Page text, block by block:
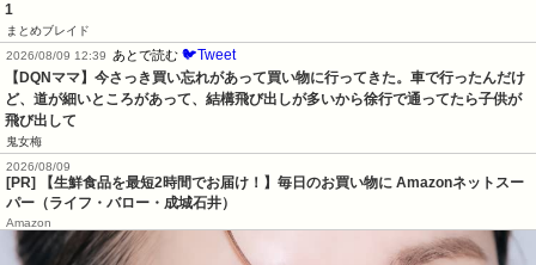
1
まとめブレイド
2026/08/09 12:39
あとで読む 🐦Tweet
【DQNママ】今さっき買い忘れがあって買い物に行ってきた。車で行ったんだけ
ど、道が細いところがあって、結構飛び出しが多いから徐行で通ってたら子供が
飛び出して
鬼女梅
2026/08/09
[PR] 【生鮮食品を最短2時間でお届け！】毎日のお買い物に Amazonネットスー
パー（ライフ・バロー・成城石井）
Amazon